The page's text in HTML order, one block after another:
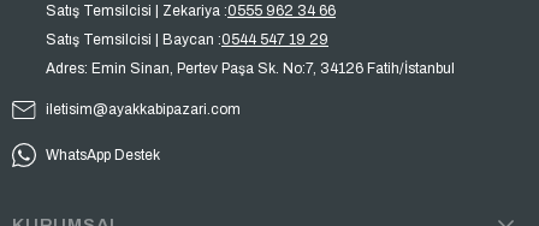
Satış Temsilcisi | Zekariya :0555 962 34 66
Satış Temsilcisi | Baycan :0544 547 19 29
Adres: Emin Sinan, Pertev Paşa Sk. No:7, 34126 Fatih/İstanbul
iletisim@ayakkabipazari.com
WhatsApp Destek